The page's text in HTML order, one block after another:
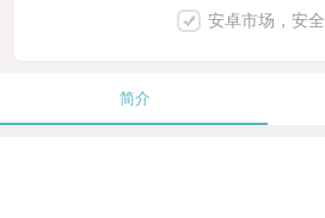
安卓市场，安
简介